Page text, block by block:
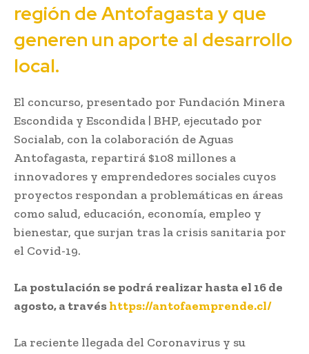
región de Antofagasta y que
generen un aporte al desarrollo
local.
El concurso, presentado por Fundación Minera
Escondida y Escondida | BHP, ejecutado por
Socialab, con la colaboración de Aguas
Antofagasta, repartirá $108 millones a
innovadores y emprendedores sociales cuyos
proyectos respondan a problemáticas en áreas
como salud, educación, economía, empleo y
bienestar, que surjan tras la crisis sanitaria por
el Covid-19.
La postulación se podrá realizar hasta el 16 de
agosto, a travéshttps://antofaemprende.cl/
La reciente llegada del Coronavirus y su